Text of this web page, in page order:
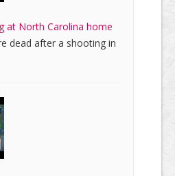
at North Carolina home
dead after a shooting in